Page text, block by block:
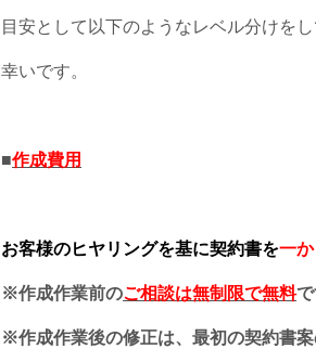
目安として以下のようなレベル分けを
幸いです。
■作成費用
お客様のヒヤリングを基に契約書を一
※作成作業前のご相談は無制限で無料で
※作成作業後の修正は、最初の契約書